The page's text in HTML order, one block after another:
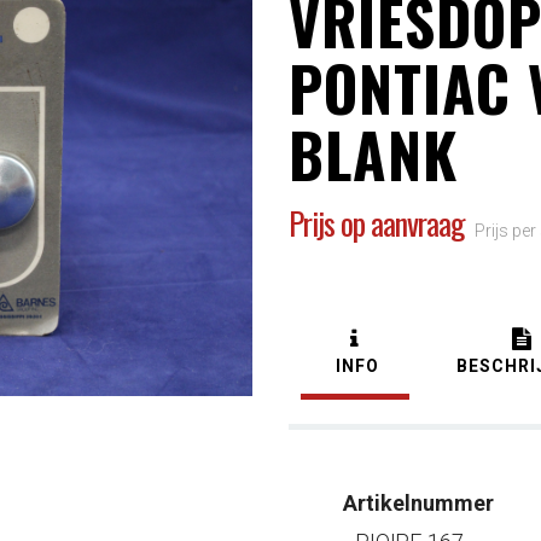
BLANK
Prijs op aanvraag Prijs
INFO
Artikelnummer